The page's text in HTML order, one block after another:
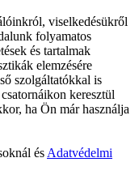
viselkedésükről
folyamatos
és tartalmak
elemzésére
szolgáltatókkal is
keresztül
ha Ön már használja
és Adatvédelmi